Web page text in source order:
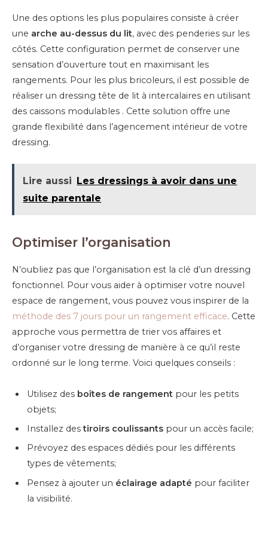
Une des options les plus populaires consiste à créer
une arche au-dessus du lit, avec des penderies sur les
côtés. Cette configuration permet de conserver une
sensation d’ouverture tout en maximisant les
rangements. Pour les plus bricoleurs, il est possible de
réaliser un dressing tête de lit à intercalaires en utilisant
des caissons modulables . Cette solution offre une
grande flexibilité dans l’agencement intérieur de votre
dressing.
Lire aussi Les dressings à avoir dans une
suite parentale
Optimiser l’organisation
N’oubliez pas que l’organisation est la clé d’un dressing
fonctionnel. Pour vous aider à optimiser votre nouvel
espace de rangement, vous pouvez vous inspirer de la
méthode des 7 jours pour un rangement efficace. Cette
approche vous permettra de trier vos affaires et
d’organiser votre dressing de manière à ce qu’il reste
ordonné sur le long terme. Voici quelques conseils :
Utilisez des boîtes de rangement pour les petits
objets;
Installez destiroirs coulissants pour un accès facile;
Prévoyez des espaces dédiés pour les différents
types de vêtements;
Pensez à ajouter un éclairage adapté pour faciliter
la visibilité.